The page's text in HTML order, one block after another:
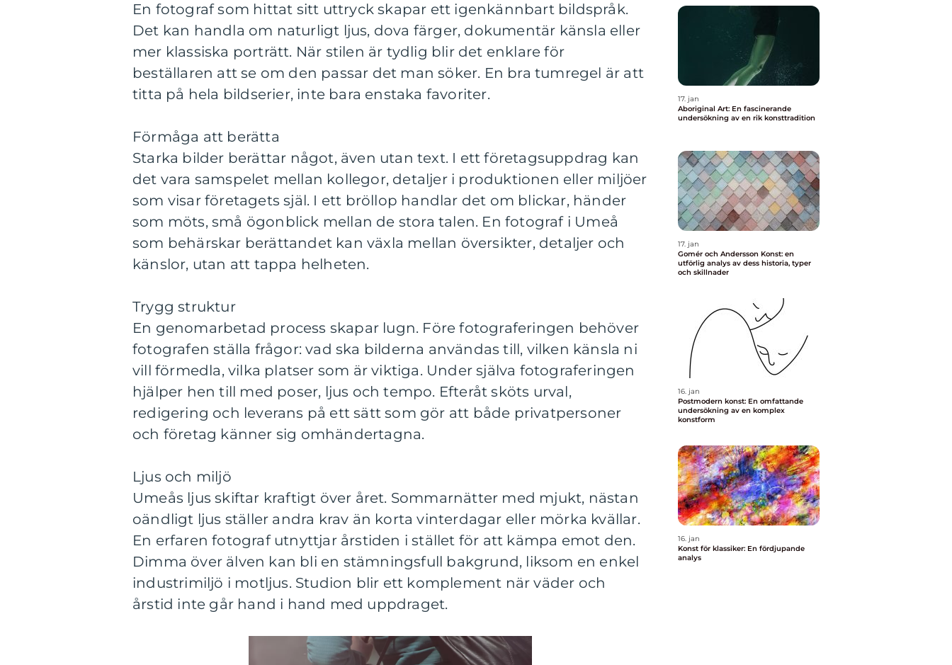
En fotograf som hittat sitt uttryck skapar ett igenkännbart bildspråk.
Det kan handla om naturligt ljus, dova färger, dokumentär känsla eller
mer klassiska porträtt. När stilen är tydlig blir det enklare för
beställaren att se om den passar det man söker. En bra tumregel är att
titta på hela bildserier, inte bara enstaka favoriter.
Förmåga att berätta
Starka bilder berättar något, även utan text. I ett företagsuppdrag kan
det vara samspelet mellan kollegor, detaljer i produktionen eller miljöer
som visar företagets själ. I ett bröllop handlar det om blickar, händer
som möts, små ögonblick mellan de stora talen. En fotograf i Umeå
som behärskar berättandet kan växla mellan översikter, detaljer och
känslor, utan att tappa helheten.
Trygg struktur
En genomarbetad process skapar lugn. Före fotograferingen behöver
fotografen ställa frågor: vad ska bilderna användas till, vilken känsla ni
vill förmedla, vilka platser som är viktiga. Under själva fotograferingen
hjälper hen till med poser, ljus och tempo. Efteråt sköts urval,
redigering och leverans på ett sätt som gör att både privatpersoner
och företag känner sig omhändertagna.
Ljus och miljö
Umeås ljus skiftar kraftigt över året. Sommarnätter med mjukt, nästan
oändligt ljus ställer andra krav än korta vinterdagar eller mörka kvällar.
En erfaren fotograf utnyttjar årstiden i stället för att kämpa emot den.
Dimma över älven kan bli en stämningsfull bakgrund, liksom en enkel
industrimiljö i motljus. Studion blir ett komplement när väder och
årstid inte går hand i hand med uppdraget.
17. jan
Aboriginal Art: En fascinerande
undersökning av en rik konsttradition
17. jan
Gomér och Andersson Konst: en
utförlig analys av dess historia, typer
och skillnader
16. jan
Postmodern konst: En omfattande
undersökning av en komplex
konstform
16. jan
Konst för klassiker: En fördjupande
analys